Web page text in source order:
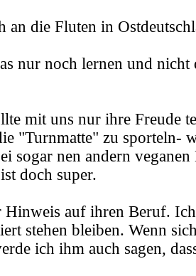
an die Fluten in
nur noch lernen und nicht
mit uns nur ihre Freude
"Turnmatte" zu sporteln-
sogar nen andern
doch super.
Hinweis auf ihren Beruf.
stehen bleiben. Wenn
ich ihm auch sagen,